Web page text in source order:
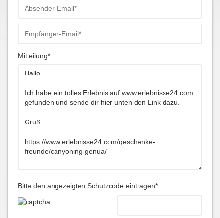
Mitteilung*
Bitte den angezeigten Schutzcode eintragen*